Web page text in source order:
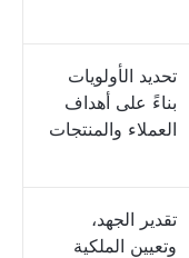
تحديد الأولويات
بناءً على أهداف
العملاء والمنتجات
تقدير الجهد،
وتعيين الملكية